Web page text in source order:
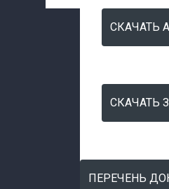
СКАЧАТЬ
СКАЧАТЬ
ПЕРЕЧЕНЬ